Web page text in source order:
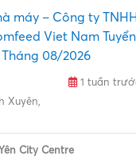
máy – Công ty
Viet Nam
08/2026
1 tuần
Xuyên,
City Centre